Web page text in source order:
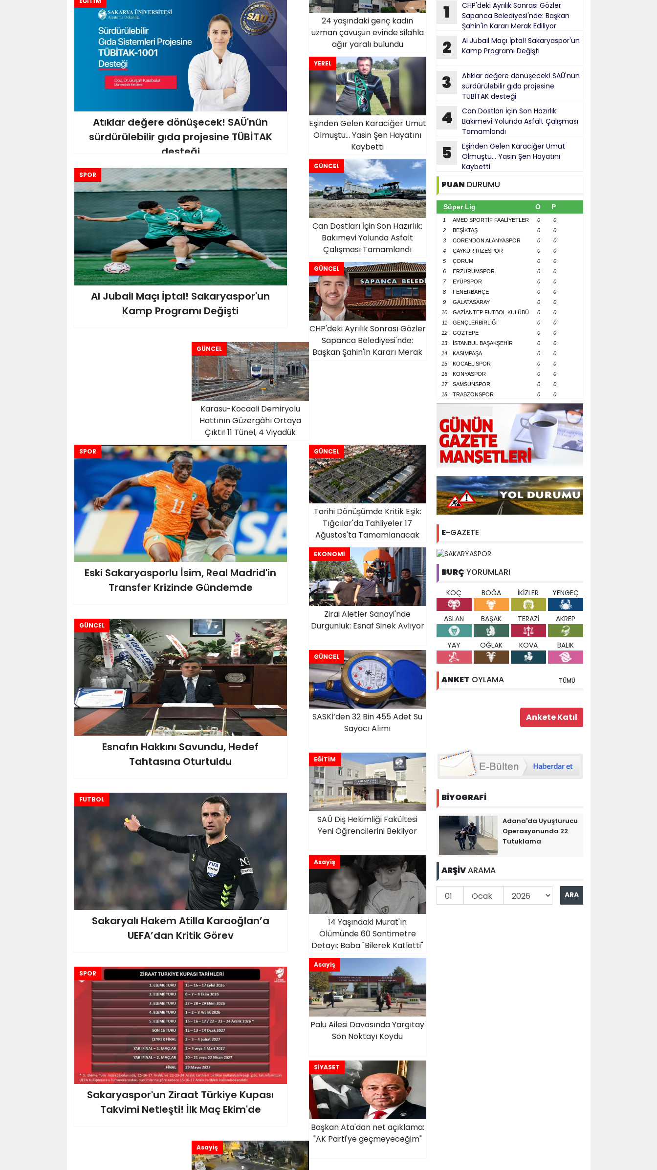
24 yaşındaki genç kadın
uzman çavuşun evinde silahla
ağır yaralı bulundu
Atıklar değere dönüşecek! SAÜ'nün
sürdürülebilir gıda projesine TÜBİTAK
desteği
YEREL
Eşinden Gelen Karaciğer Umut
Olmuştu... Yasin Şen Hayatını
Kaybetti
GÜNCEL
Can Dostları İçin Son Hazırlık:
Bakımevi Yolunda Asfalt
Çalışması Tamamlandı
SPOR
Al Jubail Maçı İptal! Sakaryaspor'un
Kamp Programı Değişti
GÜNCEL
CHP'deki Ayrılık Sonrası Gözler
Sapanca Belediyesi'nde:
Başkan Şahin'in Kararı Merak
GÜNCEL
Karasu-Kocaali Demiryolu
Hattının Güzergâhı Ortaya
Çıktı! 11 Tünel, 4 Viyadük
Planlanıyor
SPOR
Eski Sakaryasporlu İsim, Real Madrid'in
Transfer Krizinde Gündemde
GÜNCEL
Tarihi Dönüşümde Kritik Eşik:
Tığcılar'da Tahliyeler 17
Ağustos'ta Tamamlanacak
EKONOMİ
Zirai Aletler Sanayi'nde
Durgunluk: Esnaf Sinek Avlıyor
GÜNCEL
Esnafın Hakkını Savundu, Hedef
Tahtasına Oturtuldu
GÜNCEL
SASKİ’den 32 Bin 455 Adet Su
Sayacı Alımı
EĞİTİM
SAÜ Diş Hekimliği Fakültesi
Yeni Öğrencilerini Bekliyor
FUTBOL
Sakaryalı Hakem Atilla Karaoğlan’a
UEFA’dan Kritik Görev
Asayiş
14 Yaşındaki Murat'ın
Ölümünde 60 Santimetre
Detayı: Baba "Bilerek Katletti"
Dedi
Asayiş
Palu Ailesi Davasında Yargıtay
Son Noktayı Koydu
SPOR
Sakaryaspor'un Ziraat Türkiye Kupası
Takvimi Netleşti! İlk Maç Ekim'de
SİYASET
Başkan Ata'dan net açıklama:
"AK Parti'ye geçmeyeceğim"
Asayiş
1
CHP'deki Ayrılık Sonrası Gözler
Sapanca Belediyesi'nde: Başkan
Şahin'in Kararı Merak Ediliyor
2
Al Jubail Maçı İptal! Sakaryaspor'un
Kamp Programı Değişti
3
Atıklar değere dönüşecek! SAÜ'nün
sürdürülebilir gıda projesine
TÜBİTAK desteği
4
Can Dostları İçin Son Hazırlık:
Bakımevi Yolunda Asfalt Çalışması
Tamamlandı
5
Eşinden Gelen Karaciğer Umut
Olmuştu... Yasin Şen Hayatını
Kaybetti
PUAN DURUMU
Süper Lig O P
1 AMED SPORTİF FAALİYETLER 0
0
2
BEŞİKTAŞ 0
0
3
CORENDON ALANYASPOR 0
0
4
ÇAYKUR RİZESPOR 0
0
5
ÇORUM 0
0
6
ERZURUMSPOR 0
0
7
EYÜPSPOR 0
0
8
FENERBAHÇE 0
0
9
GALATASARAY 0
0
10
GAZİANTEP FUTBOL KULÜBÜ 0
0
11
GENÇLERBİRLİĞİ 0
0
12
GÖZTEPE 0
0
13
İSTANBUL BAŞAKŞEHİR 0
0
14
KASIMPAŞA 0
0
15
KOCAELİSPOR 0
0
16
KONYASPOR 0
0
17
SAMSUNSPOR 0
0
18
TRABZONSPOR 0 0
E-GAZETE
BURÇ YORUMLARI
KOÇ BOĞA İKİZLER YENGEÇ
ASLAN BAŞAK TERAZİ AKREP
YAY OĞLAK KOVA BALIK
ANKET OYLAMA TÜMÜ
BİYOGRAFİ
Adana'da Uyuşturucu
Operasyonunda 22
Tutuklama
ARŞİVARAMA